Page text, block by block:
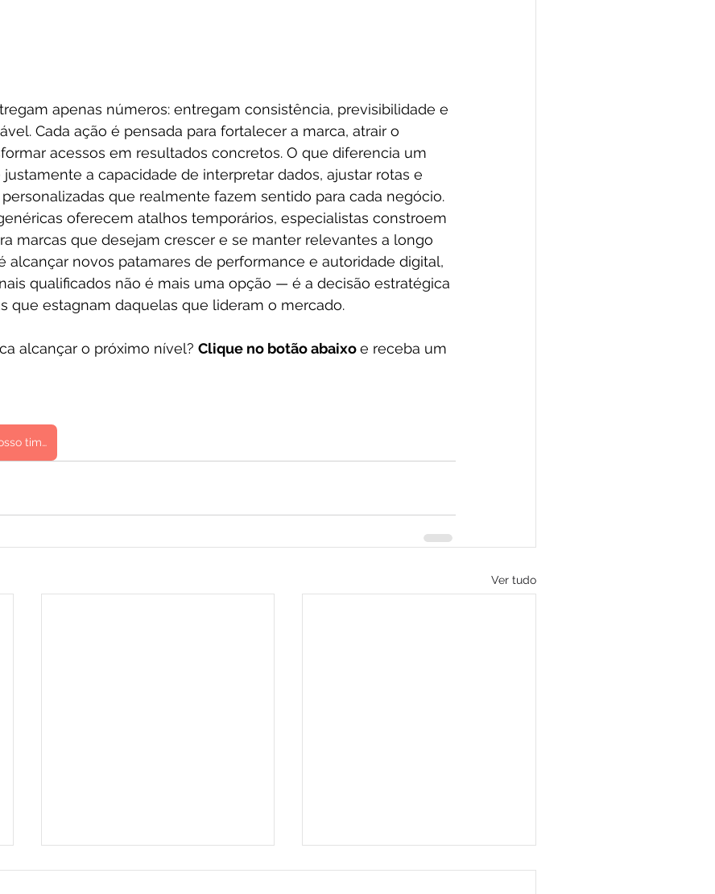
apenas números: entregam consistência, previsibilidade e
Cada ação é pensada para fortalecer a marca, atrair o
acessos em resultados concretos. O que diferencia um
a capacidade de interpretar dados, ajustar rotas e
que realmente fazem sentido para cada negócio.
oferecem atalhos temporários, especialistas constroem
marcas que desejam crescer e se manter relevantes a longo
alcançar novos patamares de performance e autoridade digital,
qualificados não é mais uma opção — é a decisão estratégica
que estagnam daquelas que lideram o mercado.
alcançar o próximo nível? Clique no botão abaixo e receba um
Entre em contato com nosso time
Ver tudo